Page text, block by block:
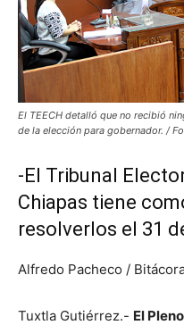
El TEECH detalló que no recibió
de la elección para gobernador. /
-El Tribunal
Chiapas tiene
resolverlos el 31
Alfredo Pacheco /
Tuxtla Gutiérrez.- El